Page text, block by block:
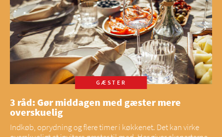
GÆSTER
3 råd: Gør middagen med gæster mere
overskuelig
Indkøb, oprydning og flere timer i køkkenet. Det kan virke